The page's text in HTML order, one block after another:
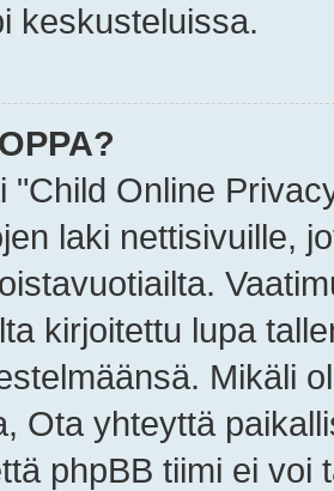
keskusteluissa.
"Child Online
laki nettisivuille,
kirjoitettu lupa
Mikäli
Ota yhteyttä
phpBB tiimi ei